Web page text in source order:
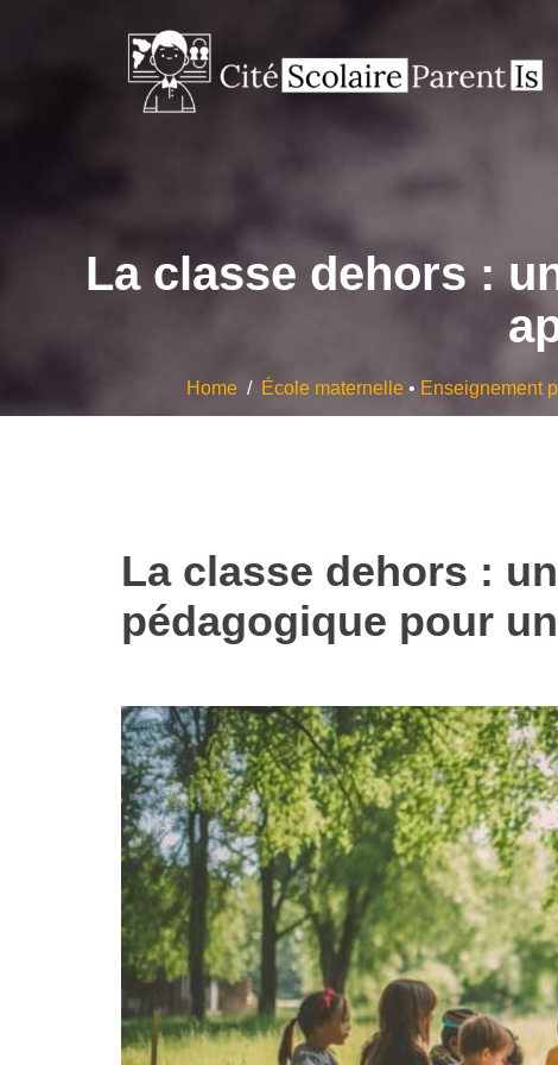
La classe dehors :
Home / École maternelle • Enseignement
La classe dehors :
pédagogique pour